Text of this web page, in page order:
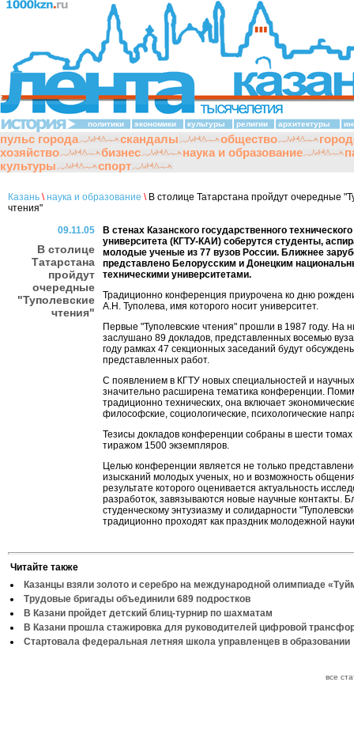
политики экономики культуры религии архитектуры
пульс города скандалы общество
хозяйство
бизнес наука и образование
культуры
спорт
Казань \ наука и образование \В столице Татарстана пройдут очередные
чтения"
09.11.05
В столице
Татарстана
пройдут
очередные
"Туполевские
чтения"
В стенах Казанского государственного технического
университета (КГТУ-КАИ) соберутся студенты,
молодые ученые из 77 вузов России. Ближнее
представлено Белорусским и Донецким
техническими университетами.
Традиционно конференция приурочена ко дню
А.Н. Туполева, имя которого носит университет.
Первые "Туполевские чтения" прошли в 1987 году. На
заслушано 89 докладов, представленных восемью
году рамках 47 секционных заседаний будут
представленных работ.
С появлением в КГТУ новых специальностей и
значительно расширена тематика конференции.
традиционно технических, она включает
философские, социологические, психологические
Тезисы докладов конференции собраны в шести
тиражом 1500 экземпляров.
Целью конференции является не только
изысканий молодых ученых, но и возможность
результате которого оценивается актуальность
разработок, завязываются новые научные контакты.
студенческому энтузиазму и солидарности
традиционно проходят как праздник молодежной
Читайте также
Казанцы взяли золото и серебро на международной олимпиаде
Трудовые бригады объединили 689 подростков
В Казани пройдет детский блиц-турнир по шахматам
В Казани прошла стажировка для руководителей цифровой
Стартовала федеральная летняя школа управленцев в образовании
все